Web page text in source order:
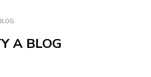
Fotoreport Vegan
A BLOG